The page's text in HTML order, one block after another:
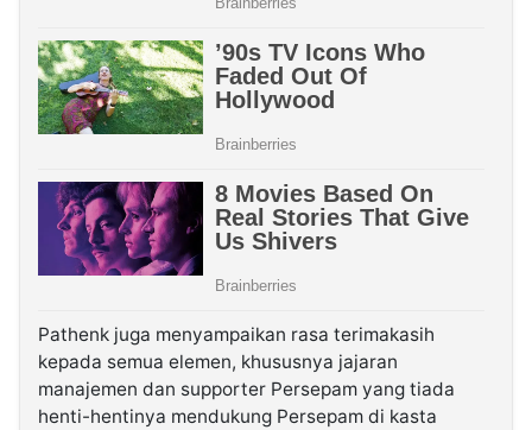
Pathenk juga menyampaikan rasa terimakasih
kepada semua elemen, khususnya jajaran
manajemen dan supporter Persepam yang tiada
henti-hentinya mendukung Persepam di kasta